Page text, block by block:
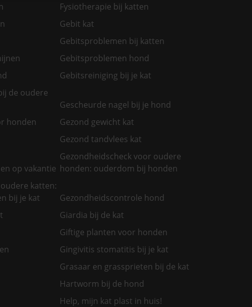
Fysiotherapie bij katten
Gebit kat
Gebitsproblemen bij katten
Gebitsproblemen hond
Gebitsreiniging bij je kat
de oudere
Gescheurde nagel bij je hond
honden
Gezond gewicht kat
Gezond tandvlees kat
op vakantie
Gezondheidscheck voor oudere
honden: ouderdom bij honden
katten:
bij je kat
Gezondheidscontrole hond
Giardia bij de kat
Giftige planten voor honden
Gingivitis stomatitis bij je kat
Grasaar en grassprieten bij de kat
Hartworm bij de hond
Help, mijn kat plast in huis!